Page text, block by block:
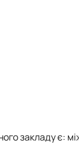
закладу є: